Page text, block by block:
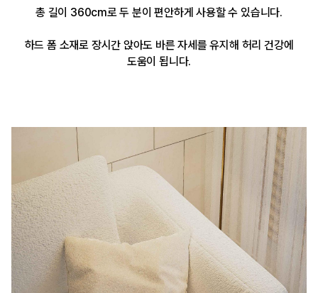
총 길이 360cm로 두 분이 편안하게 사용할 수 있습니다.
하드 폼 소재로 장시간 앉아도 바른 자세를 유지해 허리 건강에
도움이 됩니다.